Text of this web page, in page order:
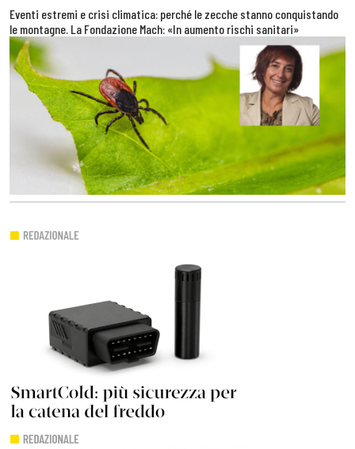
Eventi estremi e crisi climatica: perché le zecche stanno conquistando
le montagne. La Fondazione Mach: «In aumento rischi sanitari»